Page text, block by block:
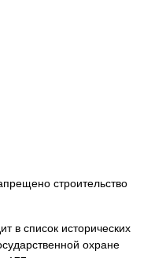
строительство
в список исторических
охране